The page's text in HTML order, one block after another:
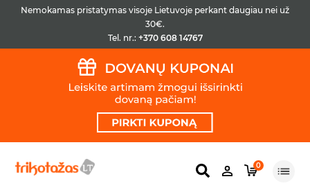
Nemokamas pristatymas visoje Lietuvoje perkant daugiau nei už
30€.
Tel. nr.: +370 608 14767
0